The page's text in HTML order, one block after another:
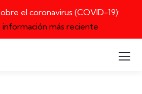
el coronavirus (COVID-19):
más reciente